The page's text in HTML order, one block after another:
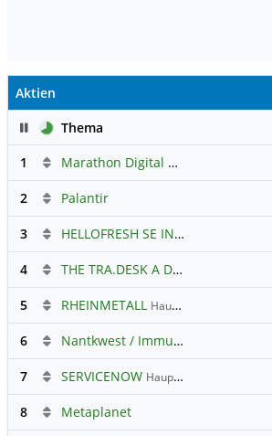
Aktien
PauseThema
1
Marathon Digital Holdings
2 Palantir
3 HELLOFRESH SE INH O.N.
4 THE TRA.DESK A DL-,000001
5 RHEINMETALL Hauptdiskussion
6 Nantkwest / Immunitybio -> IBRX
7 SERVICENOW Hauptdiskussion
8 Metaplanet